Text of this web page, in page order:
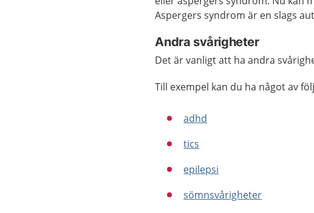
Aspergers syndrom är en slags
Andra svårigheter
Det är vanligt att ha andra
Till exempel kan du ha något av
adhd
tics
epilepsi
sömnsvårigheter